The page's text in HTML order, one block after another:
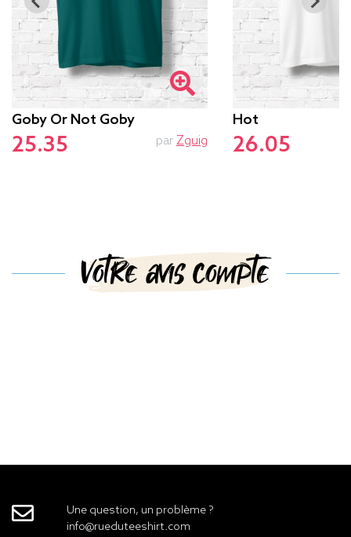
Goby Or Not Goby
25.35 par Zguig
Hot
26.05
Votre avis compte
Une question, un problème ?
info@rueduteeshirt.com